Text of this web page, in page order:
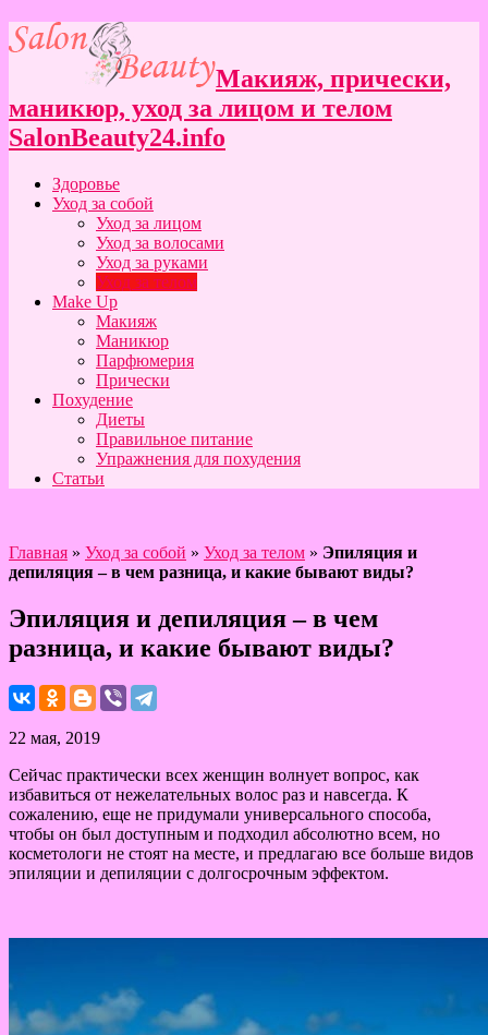
Макияж, прически,
маникюр, уход за лицом и телом
SalonBeauty24.info
Здоровье
Уход за собой
Уход за лицом
Уход за волосами
Уход за руками
Уход за телом
Make Up
Макияж
Маникюр
Парфюмерия
Прически
Похудение
Диеты
Правильное питание
Упражнения для похудения
Статьи
Главная » Уход за собой » Уход за телом » Эпиляция и
депиляция – в чем разница, и какие бывают виды?
Эпиляция и депиляция – в чем
разница, и какие бывают виды?
22 мая, 2019
Сейчас практически всех женщин волнует вопрос, как
избавиться от нежелательных волос раз и навсегда. К
сожалению, еще не придумали универсального способа,
чтобы он был доступным и подходил абсолютно всем, но
косметологи не стоят на месте, и предлагаю все больше видов
эпиляции и депиляции с долгосрочным эффектом.